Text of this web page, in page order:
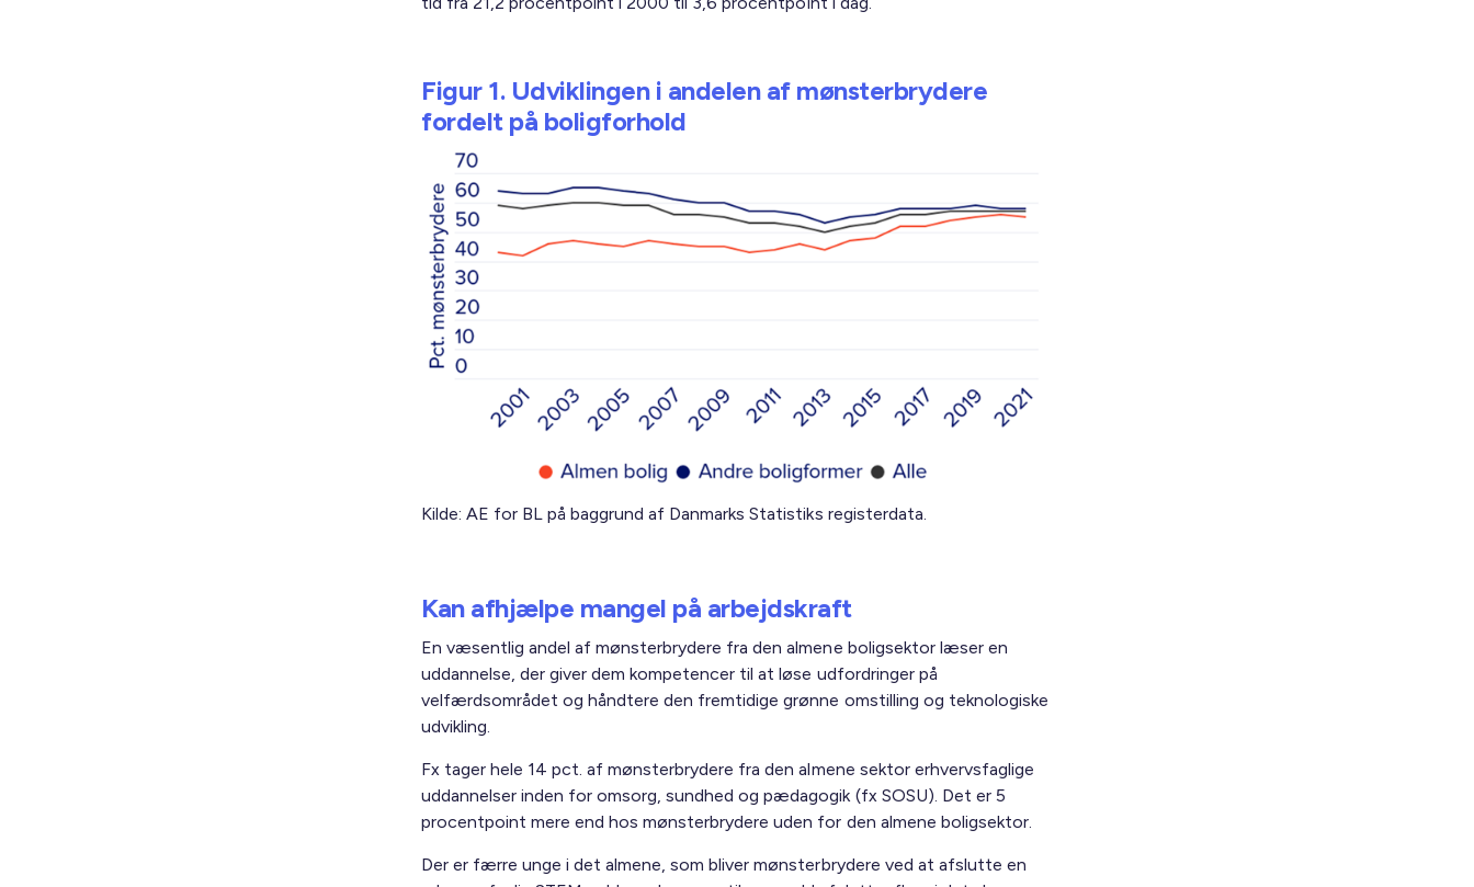
Figur 1. Udviklingen i andelen af mønsterbrydere
fordelt på boligforhold
Kilde: AE for BL på baggrund af Danmarks Statistiks registerdata.
Kan afhjælpe mangel på arbejdskraft
En væsentlig andel af mønsterbrydere fra den almene boligsektor læser en
uddannelse, der giver dem kompetencer til at løse udfordringer på
velfærdsområdet og håndtere den fremtidige grønne omstilling og teknologiske
udvikling.
Fx tager hele 14 pct. af mønsterbrydere fra den almene sektor erhvervsfaglige
uddannelser inden for omsorg, sundhed og pædagogik (fx SOSU). Det er 5
procentpoint mere end hos mønsterbrydere uden for den almene boligsektor.
Der er færre unge i det almene, som bliver mønsterbrydere ved at afslutte en